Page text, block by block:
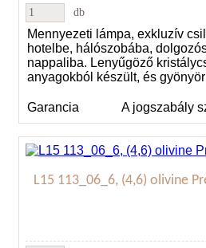
db
Mennyezeti lámpa, exkluzív
hotelbe, hálószobába,
nappaliba. Lenyűgöző
anyagokból készült, és
Garancia A jogszabály
L15 113_06_6, (4,6) olivine